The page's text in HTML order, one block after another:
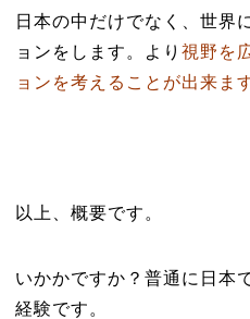
日本の中だけでなく、世界
ョンをします。より 視野を
ョンを考えることが出来ま
以上、概要です。
いかかですか？普通に日本
経験です。